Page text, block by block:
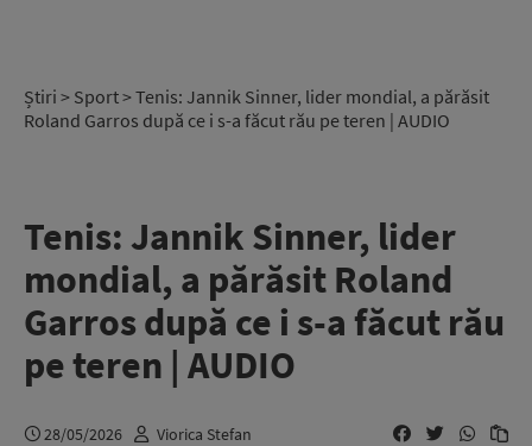
Știri > Sport> Tenis: Jannik Sinner, lider mondial, a părăsit
Roland Garros după ce i s-a făcut rău pe teren | AUDIO
Tenis: Jannik Sinner, lider
mondial, a părăsit Roland
Garros după ce i s-a făcut rău
pe teren | AUDIO
28/05/2026 Viorica Stefan